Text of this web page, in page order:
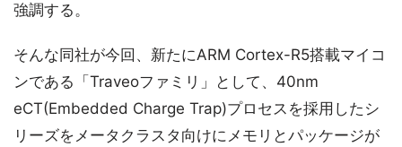
強調する。
そんな同社が今回、新たにARM Cortex-R5搭載マイコ
ンである「Traveoファミリ」として、40nm
eCT(Embedded Charge Trap)プロセスを採用したシ
リーズをメータクラスタ向けにメモリとパッケージが